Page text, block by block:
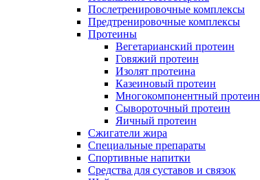
Послетренировочные комплексы
Предтренировочные комплексы
Протеины
Вегетарианский протеин
Говяжий протеин
Изолят протеина
Казеиновый протеин
Многокомпонентный протеин
Сывороточный протеин
Яичный протеин
Сжигатели жира
Специальные препараты
Спортивные напитки
Средства для суставов и связок